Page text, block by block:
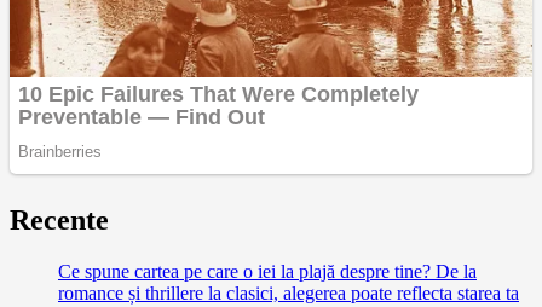
Recente
Ce spune cartea pe care o iei la plajă despre tine? De la
romance și thrillere la clasici, alegerea poate reflecta starea ta